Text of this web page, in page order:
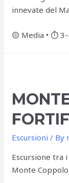
innevate del
🟡 Media • ⏱️
Escursioni / By
Escursione tra
Monte Coppolo.